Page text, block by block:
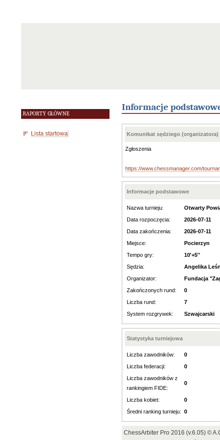
RAPORTY GŁÓWNE
Lista startowa
Informacje
Komunikat sędziego (organizatora)
Zgłoszenia
https://www.chessmanager.com/
Informacje podstawowe
Nazwa turnieju:
Otwarty
Data rozpoczęcia:
2026-07-11
Data zakończenia:
2026-07-11
Miejsce:
Pocierzyn
Tempo gry:
10'+5''
Sędzia:
Angelika
Organizator:
Fundacja
Zakończonych rund:
0
Liczba rund:
7
System rozgrywek:
Szwajcarski
Statystyka turniejowa
Liczba zawodników:
0
Liczba federacji:
0
Liczba zawodników z
rankingiem FIDE:
0
Liczba kobiet:
0
Średni ranking turnieju: 0
ChessArbiter Pro 2016 (v.6.05) ©